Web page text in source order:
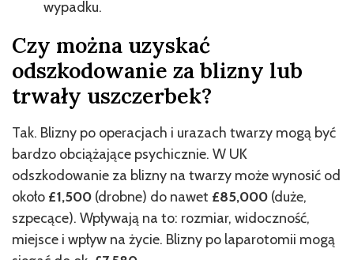
wypadku.
Czy można uzyskać
odszkodowanie za blizny lub
trwały uszczerbek?
Tak. Blizny po operacjach i urazach twarzy mogą być
bardzo obciążające psychicznie. W UK
odszkodowanie za blizny na twarzy może wynosić od
około £1,500 (drobne) do nawet £85,000 (duże,
szpecące). Wpływają na to: rozmiar, widoczność,
miejsce i wpływ na życie. Blizny po laparotomii mogą